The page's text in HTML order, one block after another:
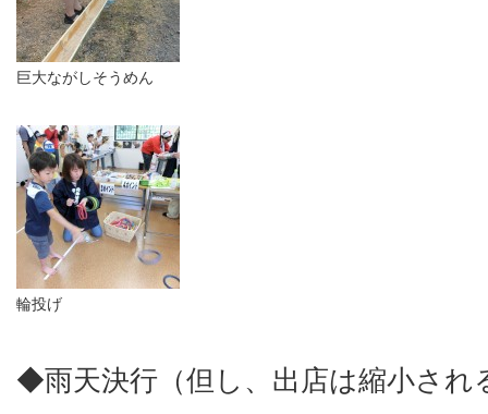
巨大ながしそうめん
輪投げ
◆雨天決行（但し、出店は縮小され